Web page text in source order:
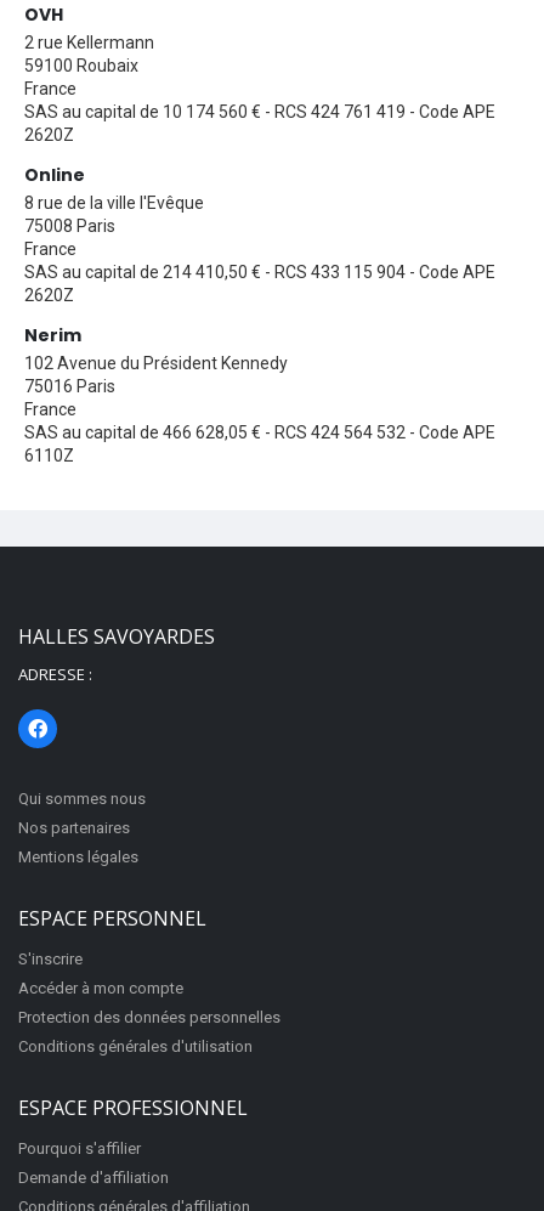
OVH
2 rue Kellermann
59100 Roubaix
France
SAS au capital de 10 174 560 € - RCS 424 761 419 - Code APE
2620Z
Online
8 rue de la ville l'Evêque
75008 Paris
France
SAS au capital de 214 410,50 € - RCS 433 115 904 - Code APE
2620Z
Nerim
102 Avenue du Président Kennedy
75016 Paris
France
SAS au capital de 466 628,05 € - RCS 424 564 532 - Code APE
6110Z
HALLES SAVOYARDES
ADRESSE :
Qui sommes nous
Nos partenaires
Mentions légales
ESPACE PERSONNEL
S'inscrire
Accéder à mon compte
Protection des données personnelles
Conditions générales d'utilisation
ESPACE PROFESSIONNEL
Pourquoi s'affilier
Demande d'affiliation
Conditions générales d'affiliation